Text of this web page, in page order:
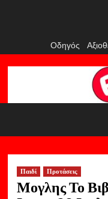
Οδηγός
Παιδί Προτάσεις
Μογλης Το